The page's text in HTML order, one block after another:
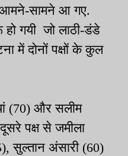
आमने-सामने आ गए.
गयी जो लाठी-डंडे
में दोनों पक्षों के कुल
(70) और सलीम
पक्ष से जमीला
सुल्तान अंसारी (60)